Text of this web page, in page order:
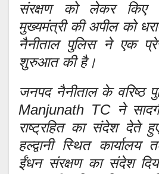
संरक्षण को लेकर किए
मुख्यमंत्री की अपील को
नैनीताल पुलिस ने एक
शुरुआत की है।
जनपद नैनीताल के वरिष्ठ
Manjunath TC ने
राष्ट्रहित का संदेश देते
हल्द्वानी स्थित
ईंधन संरक्षण का संदेश